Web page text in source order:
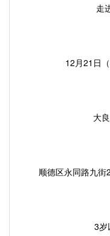
走
12月21日
大
顺德区永同路九街
3岁